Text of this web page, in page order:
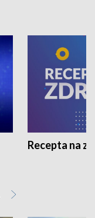
Recepta na